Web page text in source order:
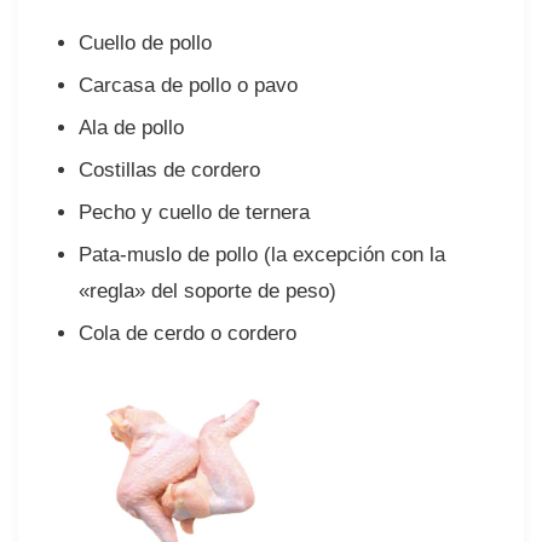
Cuello de pollo
Carcasa de pollo o pavo⠀
Ala de pollo⠀
Costillas de cordero ⠀
Pecho y cuello de ternera⠀
Pata-muslo de pollo (la excepción con la
«regla» del soporte de peso)⠀
Cola de cerdo o cordero⠀